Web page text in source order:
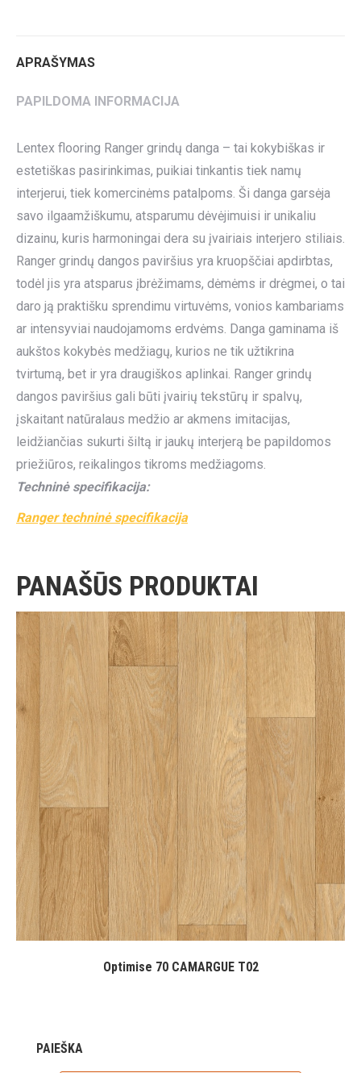
APRAŠYMAS
PAPILDOMA INFORMACIJA
Lentex flooring Ranger grindų danga – tai kokybiškas ir
estetiškas pasirinkimas, puikiai tinkantis tiek namų
interjerui, tiek komercinėms patalpoms. Ši danga garsėja
savo ilgaamžiškumu, atsparumu dėvėjimuisi ir unikaliu
dizainu, kuris harmoningai dera su įvairiais interjero stiliais.
Ranger grindų dangos paviršius yra kruopščiai apdirbtas,
todėl jis yra atsparus įbrėžimams, dėmėms ir drėgmei, o tai
daro ją praktišku sprendimu virtuvėms, vonios kambariams
ar intensyviai naudojamoms erdvėms. Danga gaminama iš
aukštos kokybės medžiagų, kurios ne tik užtikrina
tvirtumą, bet ir yra draugiškos aplinkai. Ranger grindų
dangos paviršius gali būti įvairių tekstūrų ir spalvų,
įskaitant natūralaus medžio ar akmens imitacijas,
leidžiančias sukurti šiltą ir jaukų interjerą be papildomos
priežiūros, reikalingos tikroms medžiagoms.
Techninė specifikacija:
Ranger techninė specifikacija
PANAŠŪS PRODUKTAI
Optimise 70 CAMARGUE T02
PAIEŠKA